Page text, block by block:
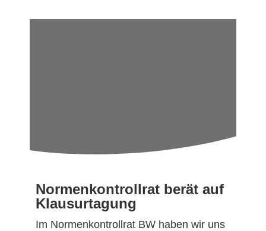
Normenkontrollrat berät auf
Klausurtagung
Im Normenkontrollrat BW haben wir uns